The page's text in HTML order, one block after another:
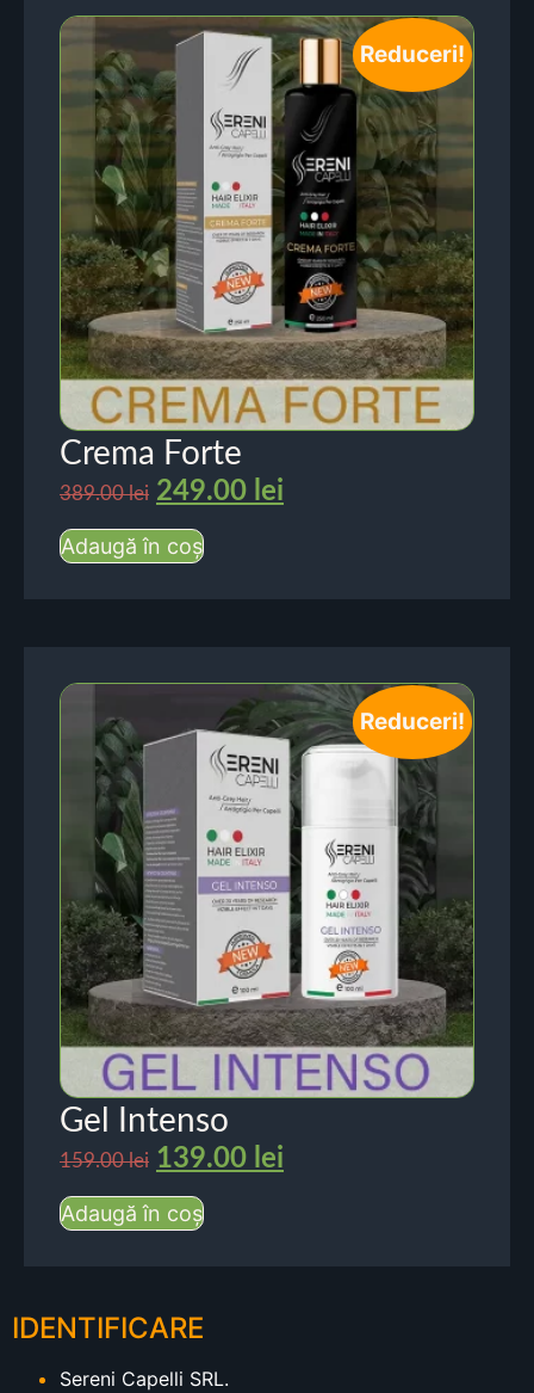
Reduceri!
Crema Forte
389.00lei 249.00 lei
Adaugă în coș
Reduceri!
Gel Intenso
159.00lei 139.00 lei
Adaugă în coș
IDENTIFICARE
Sereni Capelli SRL.